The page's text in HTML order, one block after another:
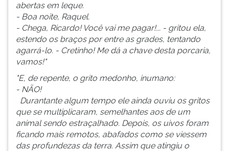
abertas em leque.
- Boa noite, Raquel.
- Chega, Ricardo! Você vai me pagar!... - gritou ela,
estendo os braços por entre as grades, tentando
agarrá-lo. - Cretinho! Me dá a chave desta porcaria,
vamos!"
"E, de repente, o grito medonho, inumano:
- NÃO!
Durantante algum tempo ele ainda ouviu os gritos
que se multiplicaram, semelhantes aos de um
animal sendo estraçalhado. Depois, os uivos foram
ficando mais remotos, abafados como se viessem
das profundezas da terra. Assim que atingiu o